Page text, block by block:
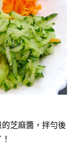
芝麻醬，拌勻後